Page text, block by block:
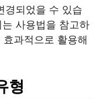
경되었을 수 있습
사용법을 참고하
효과적으로 활용해
형